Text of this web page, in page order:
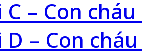
C – Con
D – Con